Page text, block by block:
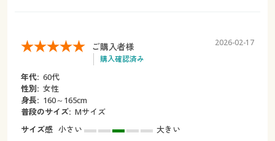
ご購入者様
購入確認済み
2026-02-17
年代: 60代
性別: 女性
身長: 160～165cm
普段のサイズ: Mサイズ
サイズ感 小さい
大きい